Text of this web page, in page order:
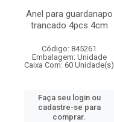
Anel para guardanapo
trancado 4pcs 4cm
Código: 845261
Embalagem: Unidade
Caixa Com: 60 Unidade(s)
Faça seu login ou
cadastre-se para
comprar.